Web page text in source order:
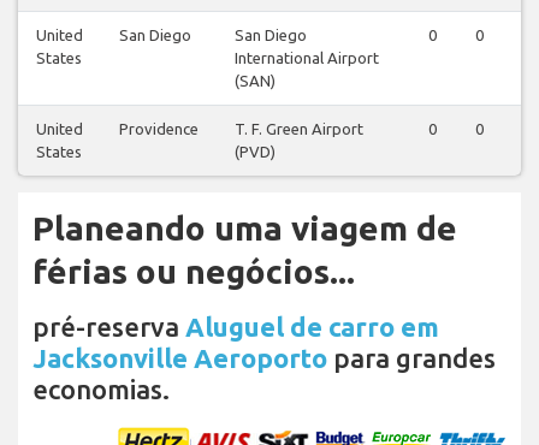
United
States
San Diego
San Diego
International Airport
(SAN)
0 0
United
States
Providence
T. F. Green Airport
(PVD)
0 0
Planeando uma viagem de
férias ou negócios...
pré-reserva Aluguel de carro em
Jacksonville Aeroporto para grandes
economias.